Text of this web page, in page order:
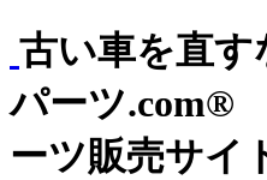
古い車を直
パーツ.com®
ーツ販売サイ